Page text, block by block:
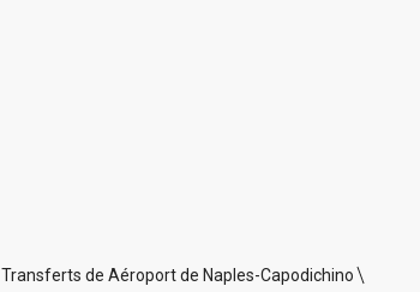
Transferts de Aéroport de Naples-Capodichino